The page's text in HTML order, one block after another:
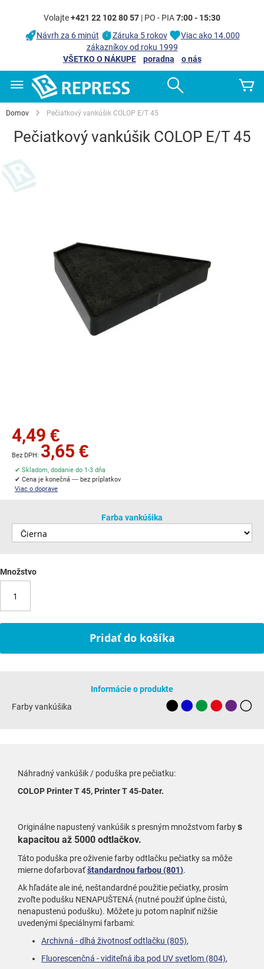
Volajte+421 22 102 80 57 | PO - PIA7:00 - 15:30
Návrh za 6 minút
Záruka 5 rokov
Viac ako 14.000
zákazníkov od roku 1999
VŠETKO O NÁKUPE
poradna
o nás
Domov Pečiatkový vankúšik COLOP E/T 45
Pečiatkový vankúšik COLOP E/T 45
Preskočiť
koniec
obrázkov
4,49 €
3,65 €
✔ Skladom, dodanie do 1-3 dňa
✔ Cena je konečná — bez príplatkov
Viac o doprave
Farba vankúšika
Množstvo
Pridať do košíka
Informácie o produkte
Farby vankúšika
Náhradný vankúšik / poduška pre pečiatku:
COLOP Printer T 45, Printer T 45-Dater.
Originálne napustený vankúšik s presným množstvom farbys
kapacitou až 5000 odtlačkov.
Táto poduška pre oživenie farby odtlačku pečiatky sa môže
mierne dofarbovaťštandardnou farbou (801).
Ak hľadáte ale iné, neštandardné použitie pečiatky, prosím
zvoľte podušku NENAPUŠTENÁ (nutné použiť úplne čistú,
nenapustenú podušku). Môžete ju potom naplniť nižšie
uvedenými špeciálnymi farbami:
Archivná - dlhá životnosť odtlačku (805),
Fluorescenčná - viditeľná iba pod UV svetlom (804),